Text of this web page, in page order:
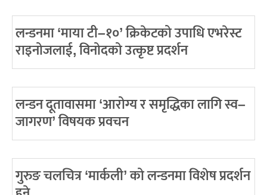
लन्डनमा ‘माया टी–१०’ क्रिकेटको उपाधि एभरेस्ट
राइनोजलाई, विनोदको उत्कृष्ट प्रदर्शन
लन्डन दूतावासमा ‘आरोग्य र समृद्धिका लागि स्व–
जागरण’ विषयक प्रवचन
गुरुङ चलचित्र ‘मार्कली’ को लन्डनमा विशेष प्रदर्शन